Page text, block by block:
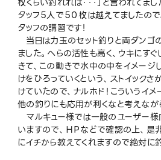
タッフ５人で５０枚は越えてましたの
タッフの講習です！
当日は力玉のセット釣りと両ダンゴ
ました。へらの活性も高く、ウキにすぐ
きて、この動きで水中の中をイメージ
けをひろっていくという、ストイック
けていたので、ナルホド！こういうイ
他の釣りにも応用が利くなと考えなが
マルキュー様では一般のユーザー
いますので、ＨＰなどで確認の上、是
にイチから教えてくれますので絶対に